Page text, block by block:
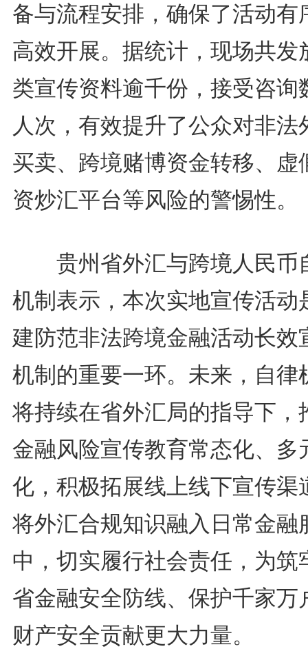
备与流程安排，确保了活动有
高效开展。据统计，现场共发
类宣传资料逾千份，接受咨询
人次，有效提升了公众对非法
买卖、跨境赌博资金转移、虚
资炒汇平台等风险的警惕性。
贵州省外汇与跨境人民币
机制表示，本次实地宣传活动
建防范非法跨境金融活动长效
机制的重要一环。未来，自律
将持续在省外汇局的指导下，
金融风险宣传教育常态化、多
化，积极拓展线上线下宣传渠
将外汇合规知识融入日常金融
中，切实履行社会责任，为筑
省金融安全防线、保护千家万
财产安全贡献更大力量。